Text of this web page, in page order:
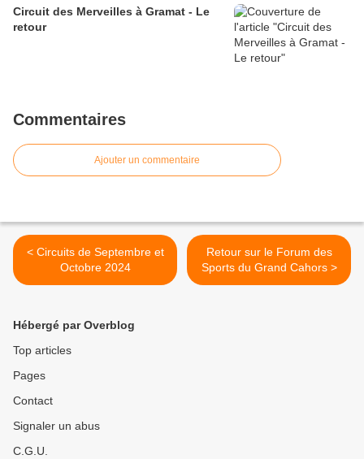
Circuit des Merveilles à Gramat - Le
retour
Commentaires
Ajouter un commentaire
< Circuits de Septembre et
Octobre 2024
Retour sur le Forum des
Sports du Grand Cahors >
Hébergé par Overblog
Top articles
Pages
Contact
Signaler un abus
C.G.U.